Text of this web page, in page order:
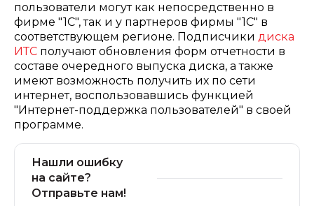
пользователи могут как непосредственно в
фирме "1С", так и у партнеров фирмы "1С" в
соответствующем регионе. Подписчики диска
ИТС получают обновления форм отчетности в
составе очередного выпуска диска, а также
имеют возможность получить их по сети
интернет, воспользовавшись функцией
"Интернет-поддержка пользователей" в своей
программе.
Нашли ошибку
на сайте?
Отправьте нам!